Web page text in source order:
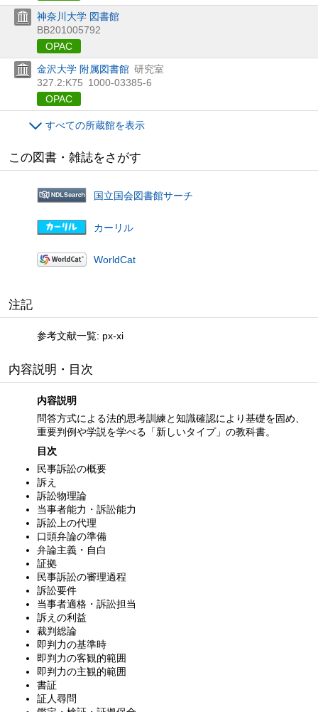
神奈川大学 図書館
BB201005792
OPAC
金沢大学 附属図書館 研究室
327.2:K75 1000-03385-6
OPAC
すべての所蔵館を表示
この図書・雑誌をさがす
国立国会図書館サーチ
カーリル
WorldCat
注記
参考文献一覧: px-xi
内容説明・目次
内容説明
問答方式による法的思考訓練と知識確認により基礎を固め、
重要判例や学説を学べる「新しいタイプ」の教科書。
目次
民事訴訟の概要
訴え
訴訟物理論
当事者能力・訴訟能力
訴訟上の代理
口頭弁論の準備
弁論主義・自白
証拠
民事訴訟の審理過程
訴訟要件
当事者適格・訴訟担当
訴えの利益
裁判総論
即判力の基準時
即判力の客観的範囲
即判力の主観的範囲
書証
証人尋問